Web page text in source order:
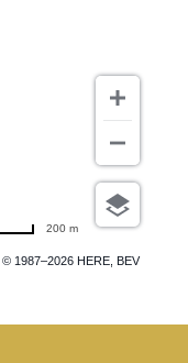
© 1987–2026 HERE, BEV
200 m